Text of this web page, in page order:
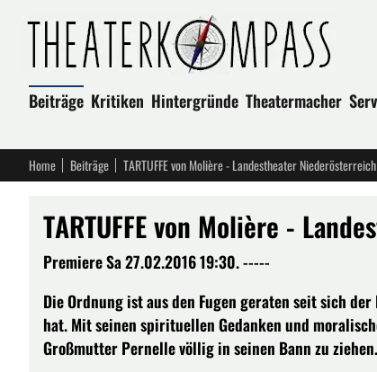
Beiträge Kritiken Hintergründe Theatermacher
Home Beiträge TARTUFFE von Molière - Landestheater
TARTUFFE von Molière -
Premiere Sa 27.02.2016 19:30. -----
Die Ordnung ist aus den Fugen geraten seit sich
hat. Mit seinen spirituellen Gedanken und
Großmutter Pernelle völlig in seinen Bann zu ziehen.